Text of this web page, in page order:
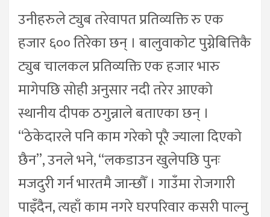
उनीहरुले ट्युब तरेवापत प्रतिव्यक्ति रु एक
हजार ६०० तिरेका छन् । बालुवाकोट पुग्नेबित्तिकै
ट्युब चालकल प्रतिव्यक्ति एक हजार भारु
मागेपछि सोही अनुसार नदी तरेर आएको
स्थानीय दीपक ठगुन्नाले बताएका छन् ।
“ठेकेदारले पनि काम गरेको पूरै ज्याला दिएको
छैन”, उनले भने, “लकडाउन खुलेपछि पुनः
मजदुरी गर्न भारतमै जान्छौँ । गाउँमा रोजगारी
पाइँदैन, त्यहाँ काम नगरे घरपरिवार कसरी पाल्नु